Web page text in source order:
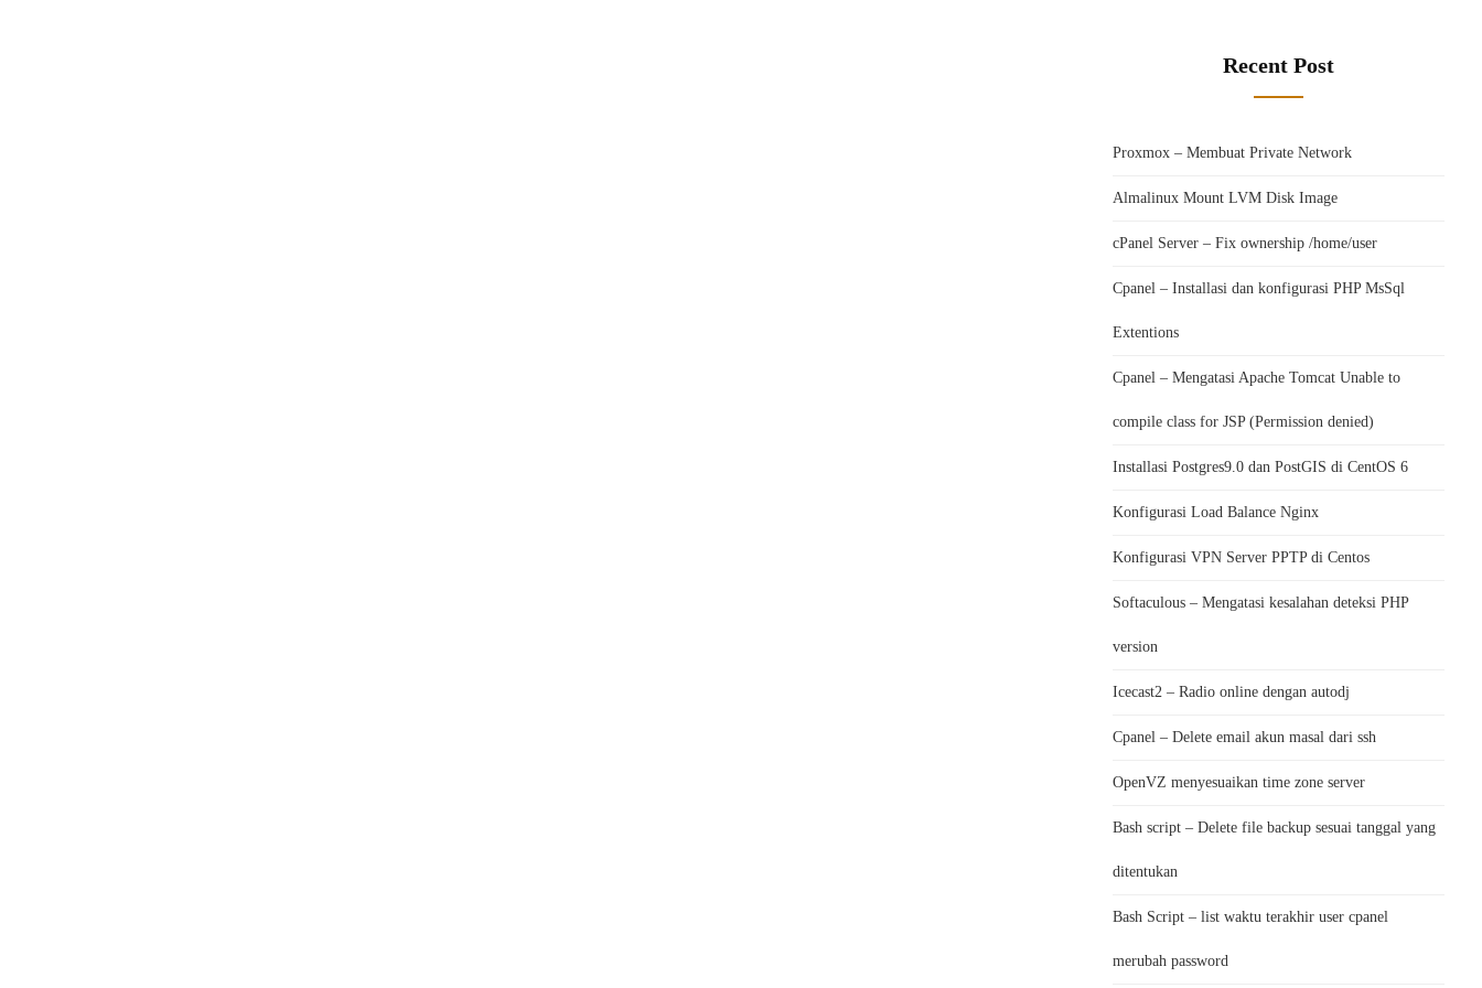
Recent Post
Proxmox – Membuat Private Network
Almalinux Mount LVM Disk Image
cPanel Server – Fix ownership /home/user
Cpanel – Installasi dan konfigurasi PHP MsSql
Extentions
Cpanel – Mengatasi Apache Tomcat Unable to
compile class for JSP (Permission denied)
Installasi Postgres9.0 dan PostGIS di CentOS 6
Konfigurasi Load Balance Nginx
Konfigurasi VPN Server PPTP di Centos
Softaculous – Mengatasi kesalahan deteksi PHP
version
Icecast2 – Radio online dengan autodj
Cpanel – Delete email akun masal dari ssh
OpenVZ menyesuaikan time zone server
Bash script – Delete file backup sesuai tanggal yang
ditentukan
Bash Script – list waktu terakhir user cpanel
merubah password